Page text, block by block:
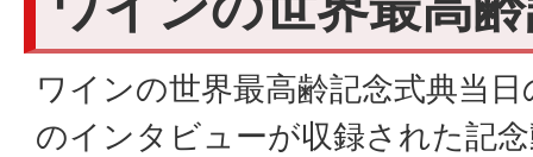
ワインの世界最高齢記念式典当
のインタビューが収録された記